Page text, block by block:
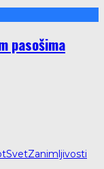
pasošima
SvetZanimljivosti